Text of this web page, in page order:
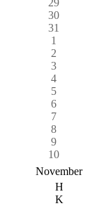
30
31
1
2
3
4
5
6
7
8
9
10
November
H
K